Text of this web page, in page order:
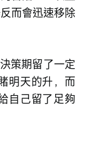
而會迅速移除
策期留了一定
明天的升，而
自己留了足夠